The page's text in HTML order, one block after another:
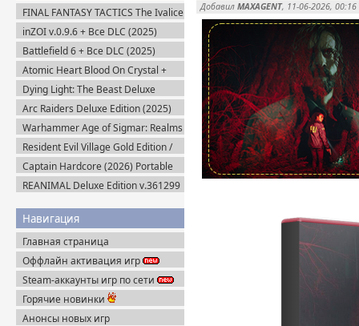
FINAL FANTASY TACTICS The Ivalice
Chronicles (2025) Steam-Rip
inZOI v.0.9.6 + Все DLC (2025)
Пиратка
Battlefield 6 + Все DLC (2025)
Portable
Atomic Heart Blood On Crystal +
Все DLC (2026) Пиратка
Dying Light: The Beast Deluxe
Edition v.1.6.4 + Все DLC (2025)
Пиратка
Arc Raiders Deluxe Edition (2025)
Steam-Rip
Warhammer Age of Sigmar: Realms
of Ruin Ultimate Edition (2023)
Steam-Rip
Resident Evil Village Gold Edition /
Resident Evil 8 (2021) Portable
Captain Hardcore (2026) Portable
REANIMAL Deluxe Edition v.361299
Навигация
Главная страница
Оффлайн активация игр
Steam-аккаунты игр по сети
Горячие новинки
Анонсы новых игр
Добавил MAXAGENT, 11-06-2026, 00:16